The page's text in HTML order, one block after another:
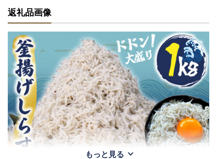
返礼品画像
もっと見る